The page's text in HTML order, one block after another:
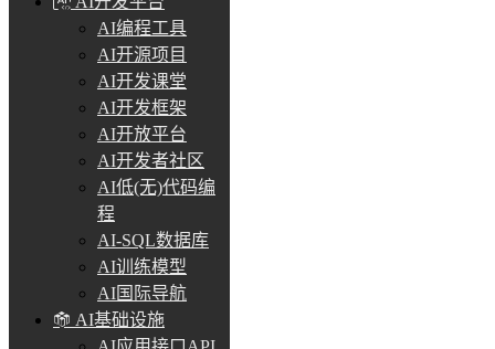
AI编程工具
AI开源项目
AI开发课堂
AI开发框架
AI开放平台
AI开发者社区
AI低(无)代码编
程
AI-SQL数据库
AI训练模型
AI国际导航
AI基础设施